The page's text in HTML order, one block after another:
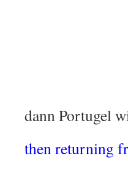
dann Portugel
then returning